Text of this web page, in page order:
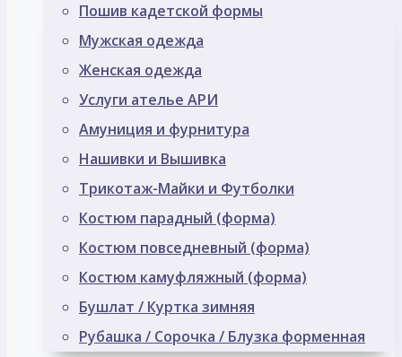
Пошив кадетской формы
Мужская одежда
Женская одежда
Услуги ателье АРИ
Амуниция и фурнитура
Нашивки и Вышивка
Трикотаж-Майки и Футболки
Костюм парадный (форма)
Костюм повседневный (форма)
Костюм камуфляжный (форма)
Бушлат / Куртка зимняя
Рубашка / Сорочка / Блузка форменная